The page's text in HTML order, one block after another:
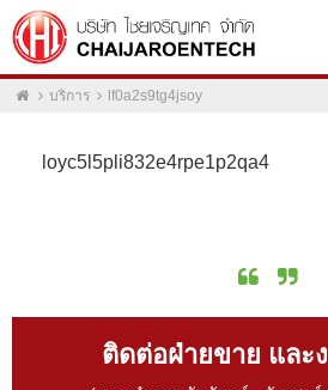
บริการ lf0a2s9tg4jsoy
loyc5l5pli832e4rpe1p2qa4
ติดต่อฝ่ายขาย และ